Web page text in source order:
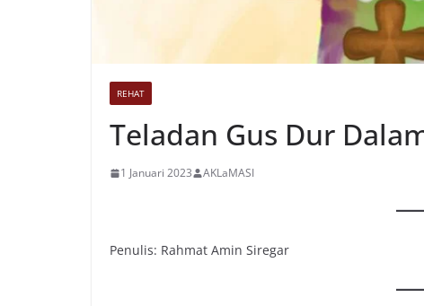
REHAT
Teladan Gus Dur
1 Januari 2023 AKLaMASI
Penulis: Rahmat Amin Siregar